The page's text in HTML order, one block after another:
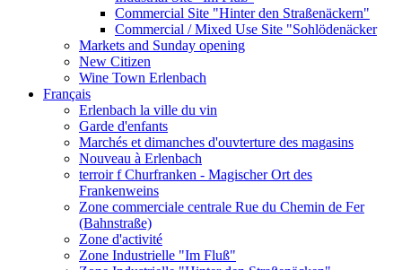
Commercial Site "Hinter den Straßenäckern"
Commercial / Mixed Use Site "Sohlödenäcker
Markets and Sunday opening
New Citizen
Wine Town Erlenbach
Français
Erlenbach la ville du vin
Garde d'enfants
Marchés et dimanches d'ouvterture des magasins
Nouveau à Erlenbach
terroir f Churfranken - Magischer Ort des
Frankenweins
Zone commerciale centrale Rue du Chemin de Fer
(Bahnstraße)
Zone d'activité
Zone Industrielle "Im Fluß"